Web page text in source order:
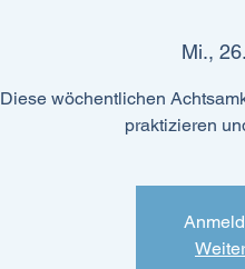
Mi.,
Diese wöchentlichen
praktizieren